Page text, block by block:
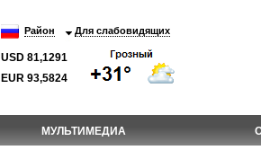
Район Для слабовидящих
USD 81,1291
EUR 93,5824
МУЛЬТИМЕДИА